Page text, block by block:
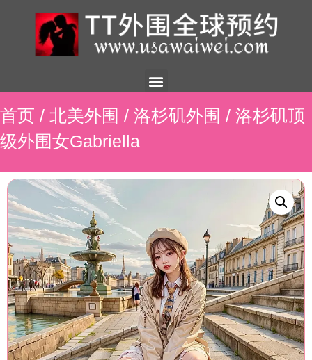
首页 / 北美外围 / 洛杉矶外围 / 洛杉矶顶
级外围女Gabriella